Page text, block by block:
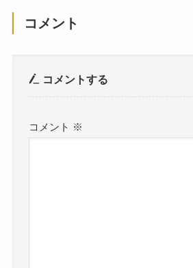
コメント
コメントする
コメント ※